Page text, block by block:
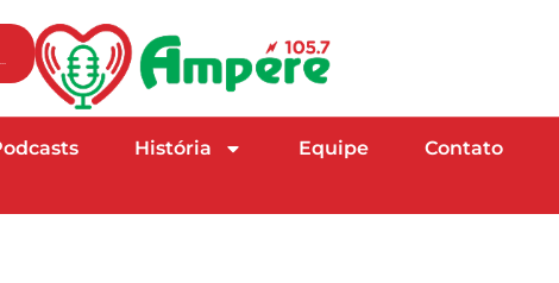
História Equipe Contato